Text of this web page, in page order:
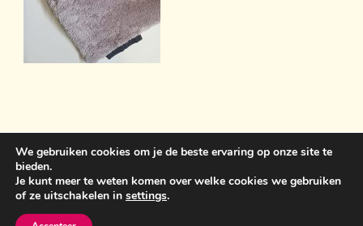
Sint Anthonisweg 3 5831 AC Boxmeer 06 19859399
bemawonen@outlook.com
door
WP Delicious
We gebruiken cookies om je de beste ervaring op onze site te
bieden.
Je kunt meer te weten komen over welke cookies we gebruiken
of ze uitschakelen in settings.